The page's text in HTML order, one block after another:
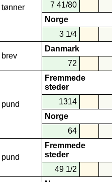
tønner
7 41/80
Norge
3 1/4
brev
Danmark
72
pund
Fremmede
steder
1314
Norge
64
pund
Fremmede
steder
49 1/2